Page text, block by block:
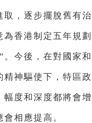
取，逐步擺脫舊有
為香港制定五年規
。今後，在對國家
精神驅使下，特區
幅度和深度都將會
相應提高。